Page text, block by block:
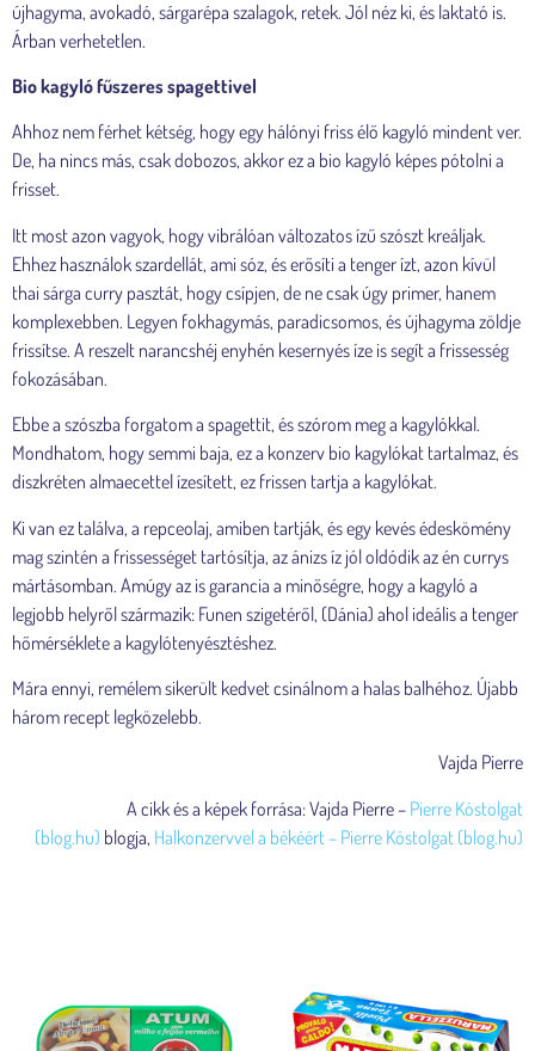
újhagyma, avokadó, sárgarépa szalagok, retek. Jól néz ki, és laktató is.
Árban verhetetlen.
Bio kagyló fűszeres spagettivel
Ahhoz nem férhet kétség, hogy egy hálónyi friss élő kagyló mindent ver.
De, ha nincs más, csak dobozos, akkor ez a bio kagyló képes pótolni a
frisset.
Itt most azon vagyok, hogy vibrálóan változatos ízű szószt kreáljak.
Ehhez használok szardellát, ami sóz, és erősíti a tenger ízt, azon kívül
thai sárga curry pasztát, hogy csípjen, de ne csak úgy primer, hanem
komplexebben. Legyen fokhagymás, paradicsomos, és újhagyma zöldje
frissítse. A reszelt narancshéj enyhén kesernyés íze is segít a frissesség
fokozásában.
Ebbe a szószba forgatom a spagettit, és szórom meg a kagylókkal.
Mondhatom, hogy semmi baja, ez a konzerv bio kagylókat tartalmaz, és
diszkréten almaecettel ízesített, ez frissen tartja a kagylókat.
Ki van ez találva, a repceolaj, amiben tartják, és egy kevés édeskömény
mag szintén a frissességet tartósítja, az ánizs íz jól oldódik az én currys
mártásomban. Amúgy az is garancia a minőségre, hogy a kagyló a
legjobb helyről származik: Funen szigetéről, (Dánia) ahol ideális a tenger
hőmérséklete a kagylótenyésztéshez.
Mára ennyi, remélem sikerült kedvet csinálnom a halas balhéhoz. Újabb
három recept legközelebb.
Vajda Pierre
A cikk és a képek forrása: Vajda Pierre – Pierre Kóstolgat
(blog.hu) blogja, Halkonzervvel a békéért – Pierre Kóstolgat (blog.hu)